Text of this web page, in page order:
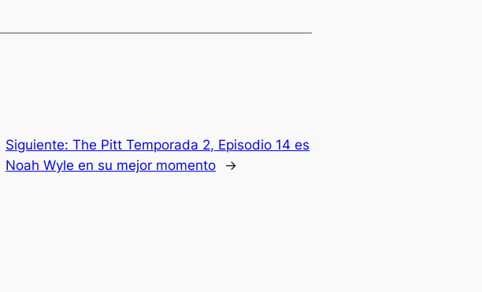
Siguiente:The Pitt Temporada 2, Episodio 14 es
Noah Wyle en su mejor momento
→